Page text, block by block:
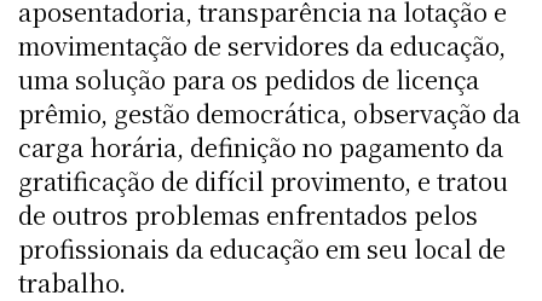
aposentadoria, transparência na lotação e
movimentação de servidores da educação,
uma solução para os pedidos de licença
prêmio, gestão democrática, observação da
carga horária, definição no pagamento da
gratificação de difícil provimento, e tratou
de outros problemas enfrentados pelos
profissionais da educação em seu local de
trabalho.